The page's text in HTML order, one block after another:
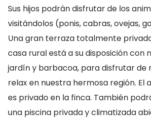
Sus hijos podrán disfrutar de los
visitándolos (ponis, cabras, ovejas,
Una gran terraza totalmente
casa rural está a su disposición con
jardín y barbacoa, para disfrutar de
relax en nuestra hermosa región. El
es privado en la finca. También
una piscina privada y climatizada